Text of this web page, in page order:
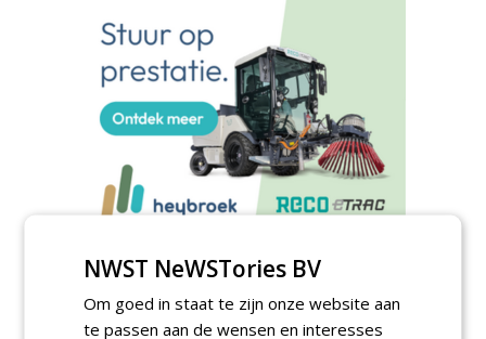
TENDERS
Gemeente Hoeksche Waard gunt
maaibestek watergangen 2026-2027 aan
NWST NeWSTories BV
Om goed in staat te zijn onze website aan
te passen aan de wensen en interesses